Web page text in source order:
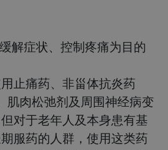
解症状、控制疼痛为目的
止痛药、非甾体抗炎药
肌肉松弛剂及周围神经病变
对于老年人及本身患有基
服药的人群，使用这类药